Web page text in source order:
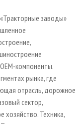
заводы»
ОЕМ-компоненты.
рынка, где
отрасль, дорожное
сектор,
хозяйство. Техника,